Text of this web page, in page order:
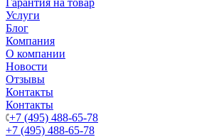
Гарантия на товар
Услуги
Блог
Компания
О компании
Новости
Отзывы
Контакты
Контакты
+7 (495) 488-65-78
+7 (495) 488-65-78